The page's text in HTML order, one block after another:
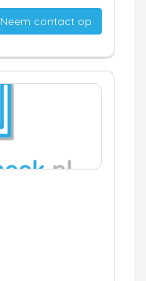
Neem contact op